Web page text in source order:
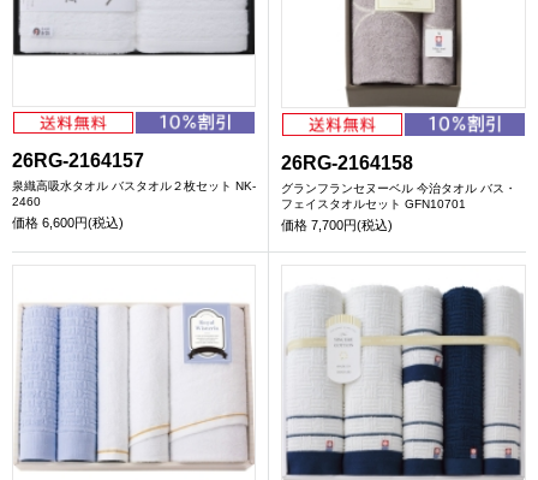
26RG-2164157
泉織高吸水タオル バスタオル２枚セット NK-
2460
価格 6,600円(税込)
26RG-2164158
グランフランセヌーベル 今治タオル バス・
フェイスタオルセット GFN10701
価格 7,700円(税込)